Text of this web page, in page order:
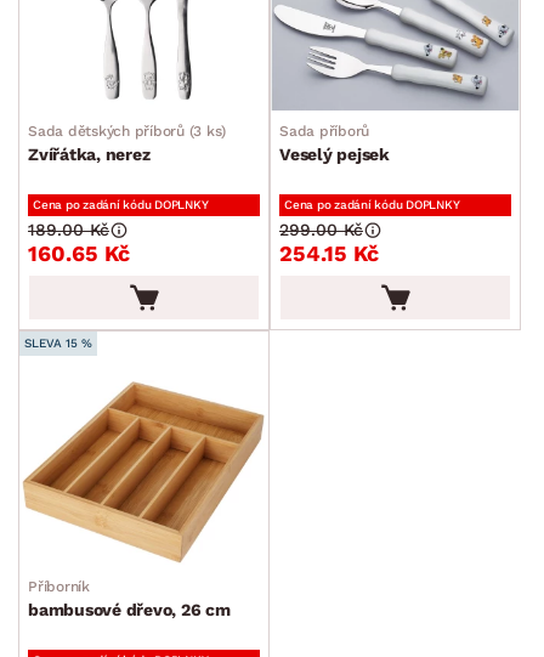
Sada dětských příborů (3 ks)
Zvířátka, nerez
Cena po zadání kódu DOPLNKY
160.65 Kč
189.00 Kč
Sada příborů
Veselý pejsek
Cena po zadání kódu DOPLNKY
254.15 Kč
299.00 Kč
SLEVA 15 %
Příborník
bambusové dřevo, 26 cm